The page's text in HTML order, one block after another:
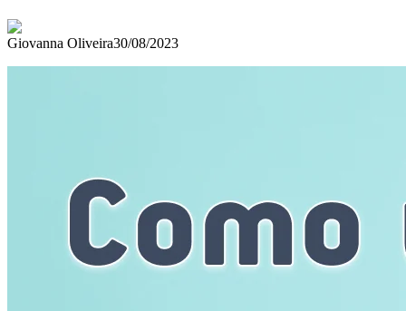
Giovanna Oliveira30/08/2023